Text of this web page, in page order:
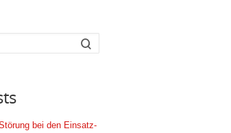
bei den Einsatz-